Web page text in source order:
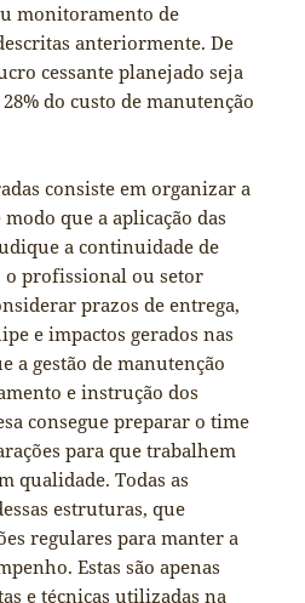
monitoramento de
anteriormente. De
cessante planejado seja
do custo de manutenção
consiste em organizar a
que a aplicação das
a continuidade de
o profissional ou setor
prazos de entrega,
e impactos gerados nas
a gestão de manutenção
e instrução dos
consegue preparar o time
para que trabalhem
qualidade. Todas as
estruturas, que
regulares para manter a
Estas são apenas
e técnicas utilizadas na